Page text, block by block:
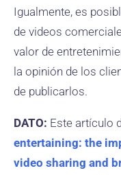
Igualmente, es
de videos
valor de
la opinión de los
de publicarlos.
DATO: Este artículo
entertaining: the
video sharing and